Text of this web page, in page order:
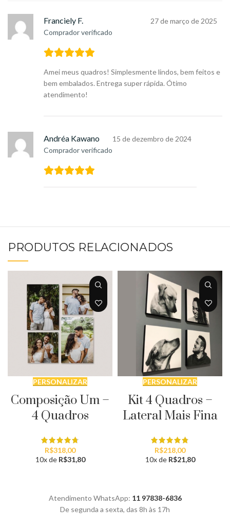
Franciely F.
Comprador verificado
27 de março de 2025
Amei meus quadros! Simplesmente lindos, bem feitos e
bem embalados. Entrega super rápida. Ótimo
atendimento!
Andréa Kawano
Comprador verificado
15 de dezembro de 2024
PRODUTOS RELACIONADOS
PERSONALIZAR
Composição Um –
4 Quadros
R$318,00
10x de R$31,80
PERSONALIZAR
Kit 4 Quadros –
Lateral Mais Fina
R$218,00
10x de R$21,80
Atendimento WhatsApp: 11 97838-6836
De segunda a sexta, das 8h às 17h